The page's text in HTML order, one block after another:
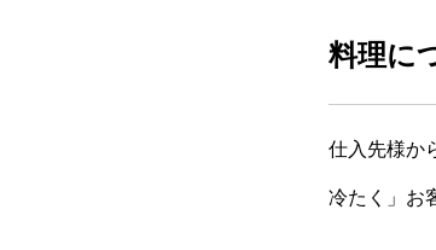
料理に
仕入先様か
冷たく」お